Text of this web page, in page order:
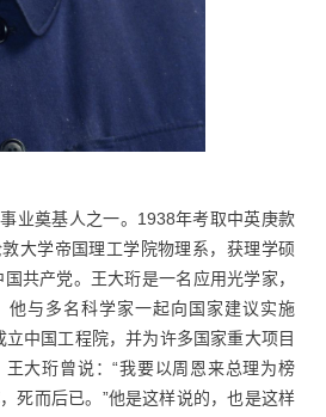
业奠基人之一。1938年考取中英庚款
大学帝国理工学院物理系，获理学硕
共产党。王大珩是一名应用光学家，
他与多名科学家一起向国家建议实施
立中国工程院，并为许多国家重大项目
大珩曾说：“我要以周恩来总理为榜
死而后已。”他是这样说的，也是这样